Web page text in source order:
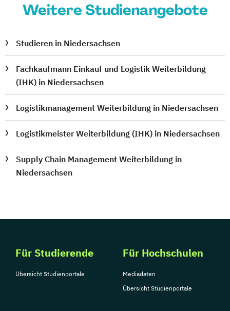
Weitere Studienangebote
Studieren in Niedersachsen
Fachkaufmann Einkauf und Logistik Weiterbildung
(IHK) in Niedersachsen
Logistikmanagement Weiterbildung in Niedersachsen
Logistikmeister Weiterbildung (IHK) in Niedersachsen
Supply Chain Management Weiterbildung in
Niedersachsen
Für Studierende
Übersicht Studienportale
Für Hochschulen
Mediadaten
Übersicht Studienportale